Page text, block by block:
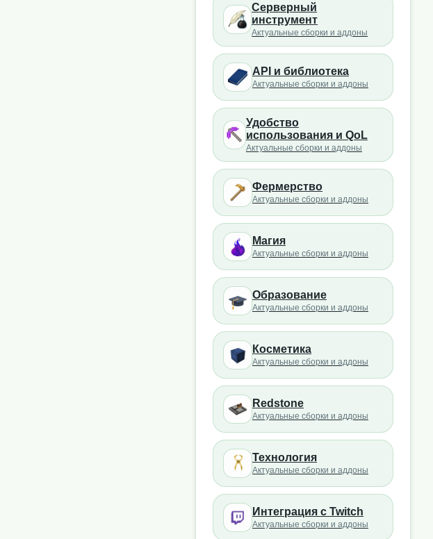
Серверный
инструмент
Актуальные сборки и аддоны
API и библиотека
Актуальные сборки и аддоны
Удобство
использования и QoL
Актуальные сборки и аддоны
Фермерство
Актуальные сборки и аддоны
Магия
Актуальные сборки и аддоны
Образование
Актуальные сборки и аддоны
Косметика
Актуальные сборки и аддоны
Redstone
Актуальные сборки и аддоны
Технология
Актуальные сборки и аддоны
Интеграция с Twitch
Актуальные сборки и аддоны